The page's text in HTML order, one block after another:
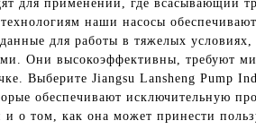
для применений, где всасывающий
наши насосы
для работы в тяжелых
Они высокоэффективны, требуют
Выберите Jiangsu Lansheng Pump
обеспечивают исключительную
о том, как она может принести